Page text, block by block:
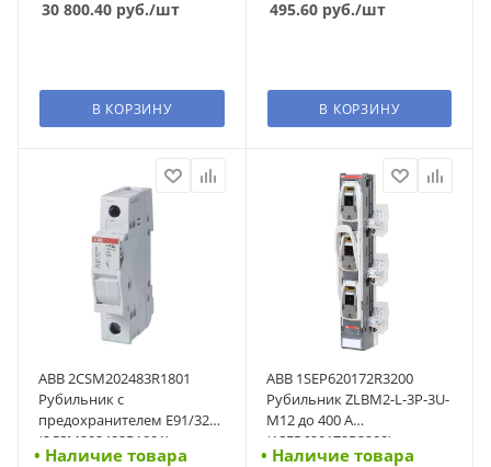
30 800.40 руб./шт
В КОРЗИНУ
495.60руб./шт
В КОРЗИНУ
ABB 2CSM202483R1801
Рубильник с
предохранителем E91/32s
(2CSM202483R1801)
• Наличие товара
ABB 1SEP620172R3200
Рубильник ZLBM2-L-3P-3U-
M12 до 400 А
(1SEP620172R3200)
• Наличие товара